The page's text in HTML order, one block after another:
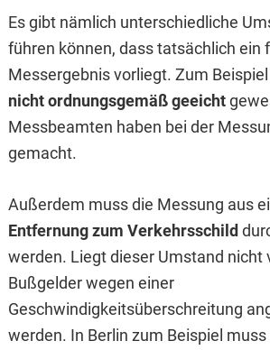
Es gibt nämlich unterschiedliche
führen können, dass tatsächlich ein
Messergebnis vorliegt. Zum
nicht ordnungsgemäß geeicht
Messbeamten haben bei der
gemacht.
Außerdem muss die Messung aus
Entfernung zum Verkehrsschild
werden. Liegt dieser Umstand nicht
Bußgelder wegen einer
Geschwindigkeitsüberschreitung
werden. In Berlin zum Beispiel